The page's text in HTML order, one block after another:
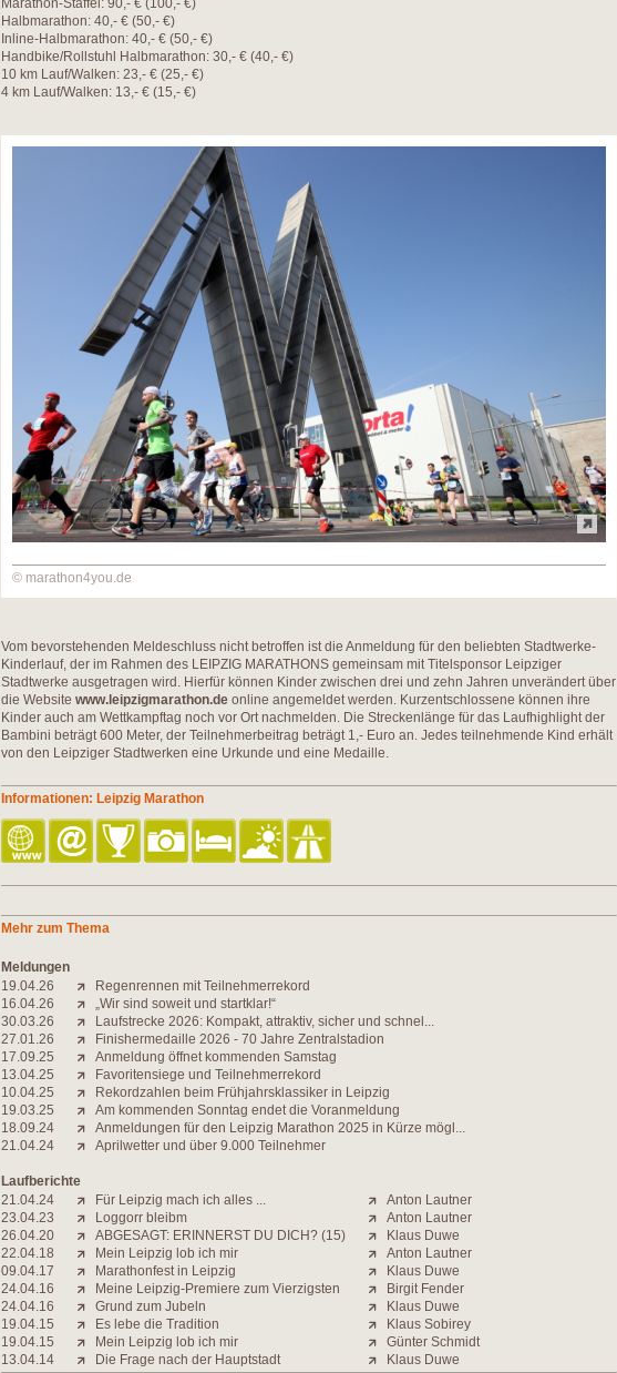
Marathon-Staffel: 90,- € (100,- €)
Halbmarathon: 40,- € (50,- €)
Inline-Halbmarathon: 40,- € (50,- €)
Handbike/Rollstuhl Halbmarathon: 30,- € (40,- €)
10 km Lauf/Walken: 23,- € (25,- €)
4 km Lauf/Walken: 13,- € (15,- €)
© marathon4you.de
Vom bevorstehenden Meldeschluss nicht betroffen ist die Anmeldung für den beliebten Stadtwerke-
Kinderlauf, der im Rahmen des LEIPZIG MARATHONS gemeinsam mit Titelsponsor Leipziger
Stadtwerke ausgetragen wird. Hierfür können Kinder zwischen drei und zehn Jahren unverändert über
die Website www.leipzigmarathon.de online angemeldet werden. Kurzentschlossene können ihre
Kinder auch am Wettkampftag noch vor Ort nachmelden. Die Streckenlänge für das Laufhighlight der
Bambini beträgt 600 Meter, der Teilnehmerbeitrag beträgt 1,- Euro an. Jedes teilnehmende Kind erhält
von den Leipziger Stadtwerken eine Urkunde und eine Medaille.
Informationen: Leipzig Marathon
Mehr zum Thema
Meldungen
19.04.26
Regenrennen mit Teilnehmerrekord
16.04.26
„Wir sind soweit und startklar!“
30.03.26
Laufstrecke 2026: Kompakt, attraktiv, sicher und schnel...
27.01.26
Finishermedaille 2026 - 70 Jahre Zentralstadion
17.09.25
Anmeldung öffnet kommenden Samstag
13.04.25
Favoritensiege und Teilnehmerrekord
10.04.25
Rekordzahlen beim Frühjahrsklassiker in Leipzig
19.03.25
Am kommenden Sonntag endet die Voranmeldung
18.09.24
Anmeldungen für den Leipzig Marathon 2025 in Kürze mögl...
21.04.24
Aprilwetter und über 9.000 Teilnehmer
Laufberichte
21.04.24
Für Leipzig mach ich alles ...
Anton Lautner
23.04.23
Loggorr bleibm
Anton Lautner
26.04.20
ABGESAGT: ERINNERST DU DICH? (15)
Klaus Duwe
22.04.18
Mein Leipzig lob ich mir
Anton Lautner
09.04.17
Marathonfest in Leipzig
Klaus Duwe
24.04.16
Meine Leipzig-Premiere zum Vierzigsten
Birgit Fender
24.04.16
Grund zum Jubeln
Klaus Duwe
19.04.15
Es lebe die Tradition
Klaus Sobirey
19.04.15
Mein Leipzig lob ich mir
Günter Schmidt
13.04.14
Die Frage nach der Hauptstadt Klaus Duwe